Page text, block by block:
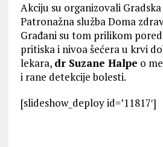
Akciju su organizovali
Patronažna služba Doma
Građani su tom prilikom
pritiska i nivoa šećera u krvi
lekara, dr Suzane Halpe o
i rane detekcije bolesti.
[slideshow_deploy id=’11817′]